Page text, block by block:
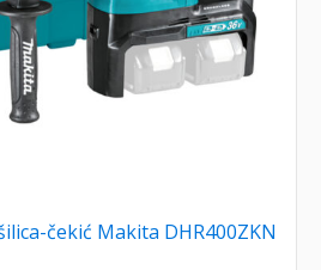
čekić Makita DHR400ZKN